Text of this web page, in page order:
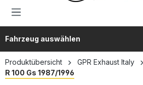
Fahrzeug auswählen
Produktübersicht GPR Exhaust Italy
R 100 Gs 1987/1996